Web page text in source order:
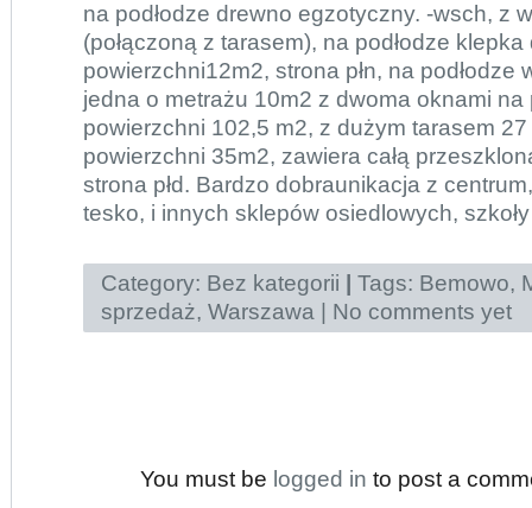
na podłodze drewno egzotyczny. -wsch, z
(połączoną z tarasem), na podłodze
powierzchni12m2, strona płn, na podłodze
jedna o metrażu 10m2 z dwoma oknami na
powierzchni 102,5 m2, z dużym tarasem
powierzchni 35m2, zawiera całą
strona płd. Bardzo dobraunikacja z
tesko, i innych sklepów osiedlowych,
Category: Bez kategorii Tags: Bemowo,
sprzedaż, Warszawa No comments yet
You must be logged in to post a